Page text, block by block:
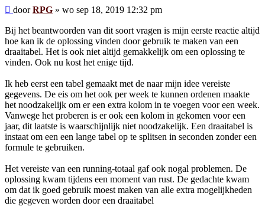
Bericht
doorRPG » wo sep 18, 2019 12:32 pm
Bij het beantwoorden van dit soort vragen is mijn eerste reactie altijd
hoe kan ik de oplossing vinden door gebruik te maken van een
draaitabel. Het is ook niet altijd gemakkelijk om een oplossing te
vinden. Ook nu kost het enige tijd.
Ik heb eerst een tabel gemaakt met de naar mijn idee vereiste
gegevens. De eis om het ook per week te kunnen ordenen maakte
het noodzakelijk om er een extra kolom in te voegen voor een week.
Vanwege het proberen is er ook een kolom in gekomen voor een
jaar, dit laatste is waarschijnlijk niet noodzakelijk. Een draaitabel is
instaat om een een lange tabel op te splitsen in seconden zonder een
formule te gebruiken.
Het vereiste van een running-totaal gaf ook nogal problemen. De
oplossing kwam tijdens een moment van rust. De gedachte kwam
om dat ik goed gebruik moest maken van alle extra mogelijkheden
die gegeven worden door een draaitabel